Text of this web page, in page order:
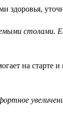
здоровья,
столами.
на старте